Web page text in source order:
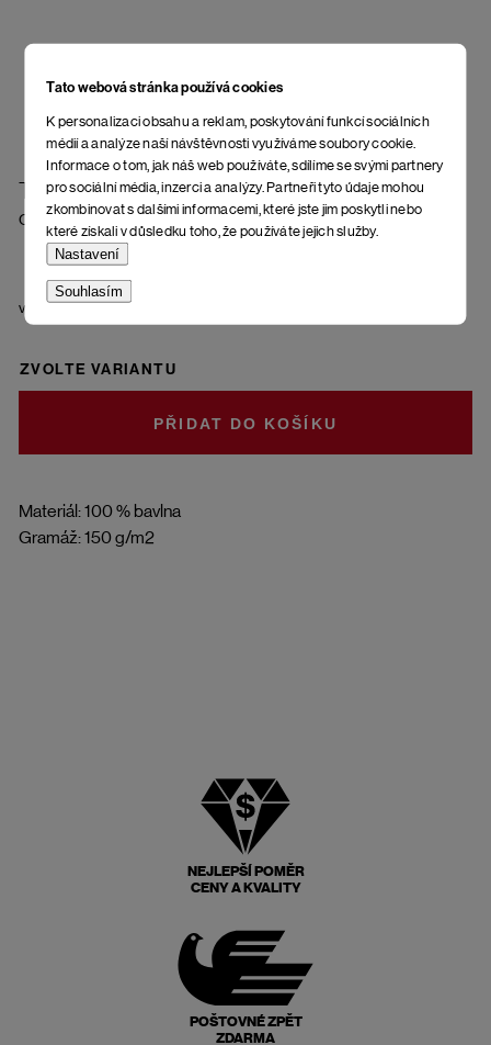
Tato webová stránka používá cookies
K personalizaci obsahu a reklam, poskytování funkcí sociálních
médií a analýze naší návštěvnosti využíváme soubory cookie.
Informace o tom, jak náš web používáte, sdílíme se svými partnery
pro sociální média, inzerci a analýzy. Partneři tyto údaje mohou
zkombinovat s dalšími informacemi, které jste jim poskytli nebo
které získali v důsledku toho, že používáte jejich služby.
Nastavení
Souhlasím
Triko Usse
Off White
Materiál: 100 % bavlna
Gramáž: 150 g/m2
velikost
ZVOLTE VARIANTU
DO KOŠÍKU
NEJLEPŠÍ POMĚR
CENY A KVALITY
POŠTOVNÉ ZPĚT
ZDARMA